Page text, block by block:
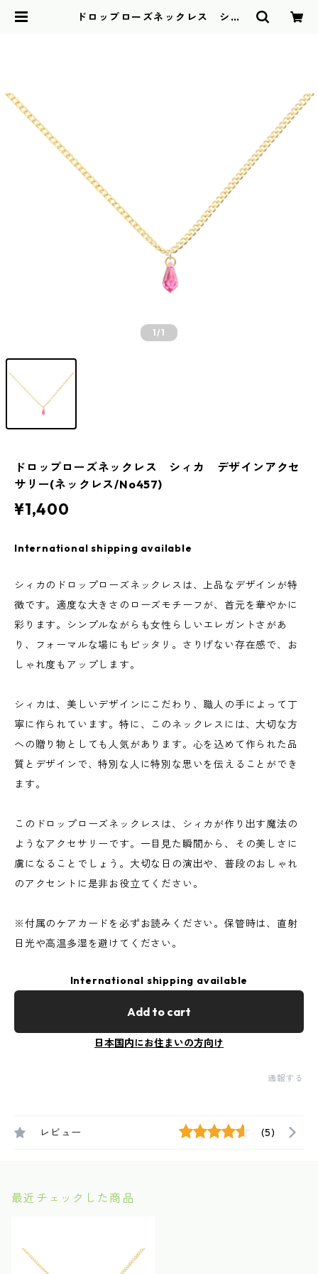
ドロップローズネックレス シィ
1/1
ドロップローズネックレス シィカ デザインアクセ
サリー(ネックレス/No457)
¥1,400
International shipping available
シィカのドロップローズネックレスは、上品なデザインが特
徴です。適度な大きさのローズモチーフが、首元を華やかに
彩ります。シンプルながらも女性らしいエレガントさがあ
り、フォーマルな場にもピッタリ。さりげない存在感で、お
しゃれ度もアップします。
シィカは、美しいデザインにこだわり、職人の手によって丁
寧に作られています。特に、このネックレスには、大切な方
への贈り物としても人気があります。心を込めて作られた品
質とデザインで、特別な人に特別な思いを伝えることができ
ます。
このドロップローズネックレスは、シィカが作り出す魔法の
ようなアクセサリーです。一目見た瞬間から、その美しさに
虜になることでしょう。大切な日の演出や、普段のおしゃれ
のアクセントに是非お役立てください。
※付属のケアカードを必ずお読みください。保管時は、直射
日光や高温多湿を避けてください。
International shipping available
Add to cart
日本国内にお住まいの方向け
通報する
レビュー (5)
最近チェックした商品